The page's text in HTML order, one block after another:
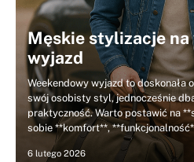
Męskie stylizacje na
wyjazd
Weekendowy wyjazd to doskonała
swój osobisty styl, jednocześnie
praktyczność. Warto postawić na
sobie **komfort**,
6 lutego 2026